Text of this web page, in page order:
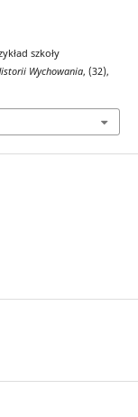
szkoły
Wychowania, (32),